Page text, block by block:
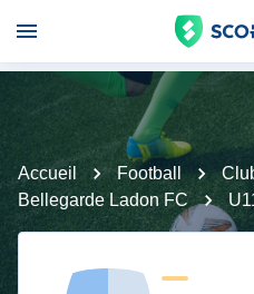
Accueil Football
Bellegarde Ladon FC